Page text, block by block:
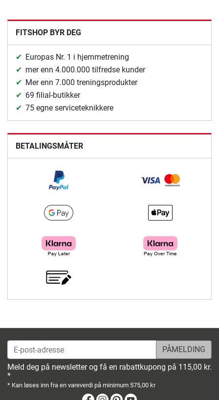
FITSHOP BYR DEG
Europas Nr. 1 i hjemmetrening
mer enn 4.000.000 tilfredse kunder
Mer enn 7.000 treningsprodukter
69 filial-butikker
75 egne serviceteknikkere
BETALINGSMÅTER
E-post-adresse
Meld deg på newsletter og få en rabattkupong på 115,00 kr.
*
* Kan løses inn fra en vareverdi på minimum 575,00 kr